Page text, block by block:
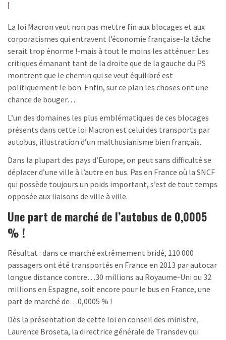
La loi Macron veut non pas mettre fin aux blocages et aux
corporatismes qui entravent l’économie française-la tâche
serait trop énorme !-mais à tout le moins les atténuer. Les
critiques émanant tant de la droite que de la gauche du PS
montrent que le chemin qui se veut équilibré est
politiquement le bon. Enfin, sur ce plan les choses ont une
chance de bouger…
L’un des domaines les plus emblématiques de ces blocages
présents dans cette loi Macron est celui des transports par
autobus, illustration d’un malthusianisme bien français.
Dans la plupart des pays d’Europe, on peut sans difficulté se
déplacer d’une ville à l’autre en bus. Pas en France où la SNCF
qui possède toujours un poids important, s’est de tout temps
opposée aux liaisons de ville à ville.
Une part de marché de l’autobus de 0,0005
% !
Résultat : dans ce marché extrêmement bridé, 110 000
passagers ont été transportés en France en 2013 par autocar
longue distance contre…30 millions au Royaume-Uni ou 32
millions en Espagne, soit encore pour le bus en France, une
part de marché de…0,0005 % !
Dès la présentation de cette loi en conseil des ministre,
Laurence Broseta, la directrice générale de Transdev qui